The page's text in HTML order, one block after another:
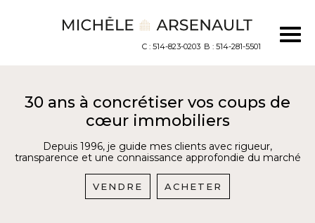
C : 514-823-0203 B : 514-281-5501
30 ans à concrétiser vos coups de
cœur immobiliers
Depuis 1996, je guide mes clients avec rigueur,
transparence et une connaissance approfondie du marché
VENDRE ACHETER